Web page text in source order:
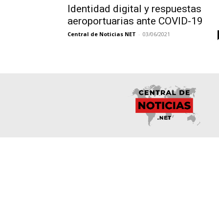
Identidad digital y respuestas
aeroportuarias ante COVID-19
Central de Noticias NET - 03/06/2021